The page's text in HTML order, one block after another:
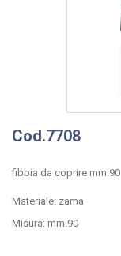
Cod.7708
fibbia da coprire mm.90
Materiale: zama
Misura: mm.90